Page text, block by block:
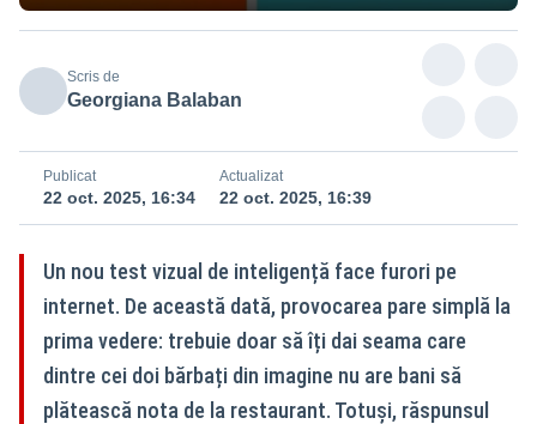
Scris de
Georgiana Balaban
Publicat
22 oct. 2025, 16:34
Actualizat
22 oct. 2025, 16:39
Un nou test vizual de inteligență face furori pe
internet. De această dată, provocarea pare simplă la
prima vedere: trebuie doar să îți dai seama care
dintre cei doi bărbați din imagine nu are bani să
plătească nota de la restaurant. Totuși, răspunsul